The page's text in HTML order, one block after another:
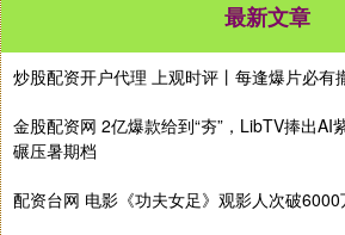
最新文章
炒股配资开户代理 上观时评丨每逢爆片必有
金股配资网 2亿爆款给到“夯”，LibTV捧出AI
碾压暑期档
配资台网 电影《功夫女足》观影人次破6000